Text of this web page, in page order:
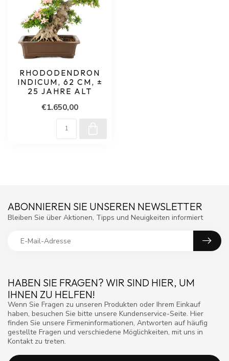
RHODODENDRON
INDICUM, 62 CM, ±
25 JAHRE ALT
€1.650,00
HABEN SIE FRAGEN? WIR SIND HIER, UM
IHNEN ZU HELFEN!
Wenn Sie Fragen zu unseren Produkten oder Ihrem Einkauf
haben, besuchen Sie bitte unsere Kundenservice-Seite. Hier
finden Sie unsere Firmeninformationen, Antworten auf häufig
gestellte Fragen und verschiedene Möglichkeiten, mit uns in
Kontakt zu treten.
ABONNIEREN SIE UNSEREN NEWSLETTER
Bleiben Sie über Aktionen, Tipps und Neuigkeiten informiert